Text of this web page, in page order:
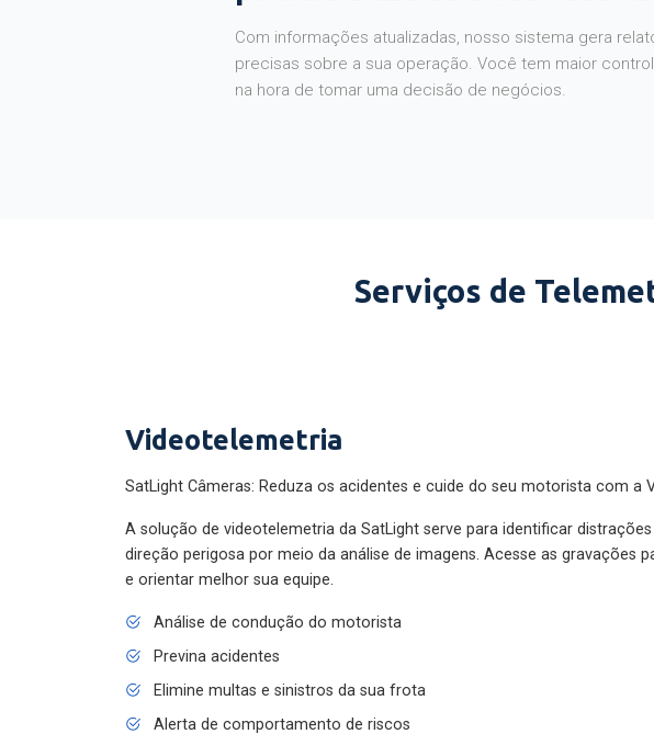
Com informações atualizadas, nosso sistema gera
precisas sobre a sua operação. Você tem maior
na hora de tomar uma decisão de negócios.
Serviços de
Videotelemetria
SatLight Câmeras: Reduza os acidentes e cuide do seu motorista com a
A solução de videotelemetria da SatLight serve para identificar
direção perigosa por meio da análise de imagens. Acesse as gravações
e orientar melhor sua equipe.
Análise de condução do motorista
Previna acidentes
Elimine multas e sinistros da sua frota
Alerta de comportamento de riscos